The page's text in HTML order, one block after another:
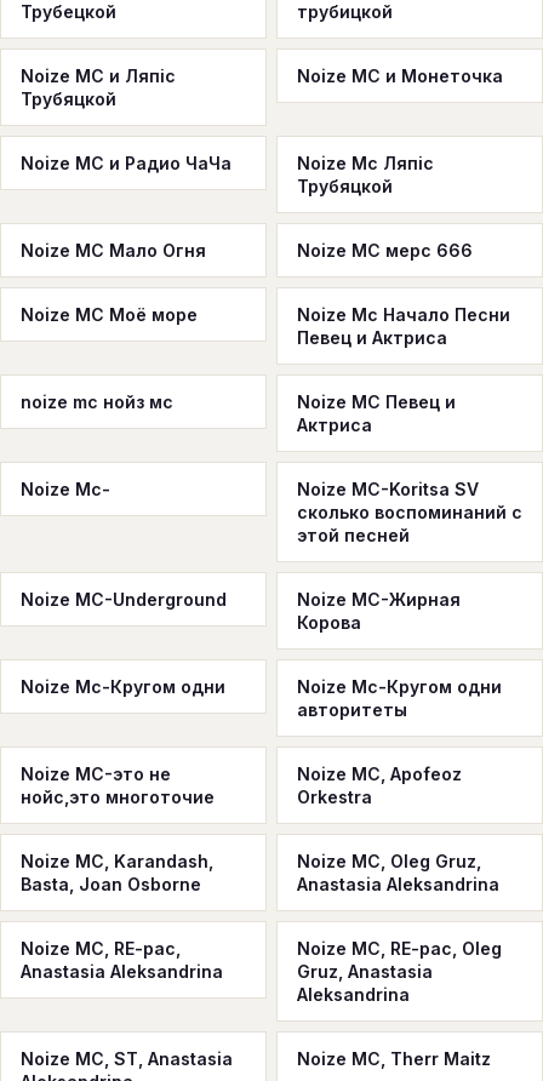
Трубецкой
трубицкой
Noize MC и Ляпіс
Трубяцкой
Noize MC и Монеточка
Noize MC и Радио ЧаЧа
Noize Mc Ляпіс
Трубяцкой
Noize MC Мало Огня Noize MC мерс 666
Noize MC Моё море
Noize Mc Начало Песни
Певец и Актриса
noize mc нойз мс
Noize MC Певец и
Актриса
Noize Mc-
Noize MC-Koritsa SV
сколько воспоминаний с
этой песней
Noize MC-Underground
Noize MC-Жирная
Корова
Noize Mc-Кругом одни
Noize Mc-Кругом одни
авторитеты
Noize MC-это не
нойс,это многоточие
Noize MC, Apofeoz
Orkestra
Noize MC, Karandash,
Basta, Joan Osborne
Noize MC, Oleg Gruz,
Anastasia Aleksandrina
Noize MC, RE-pac,
Anastasia Aleksandrina
Noize MC, RE-pac, Oleg
Gruz, Anastasia
Aleksandrina
Noize MC, ST, Anastasia
Noize MC, Therr Maitz